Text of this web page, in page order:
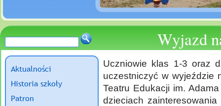
Aktualności
Historia szkoły
Patron
Wyjazd
Uczniowie klas 1-3 oraz
uczestniczyć w wyjeździe
Teatru Edukacji im.
dzieciach